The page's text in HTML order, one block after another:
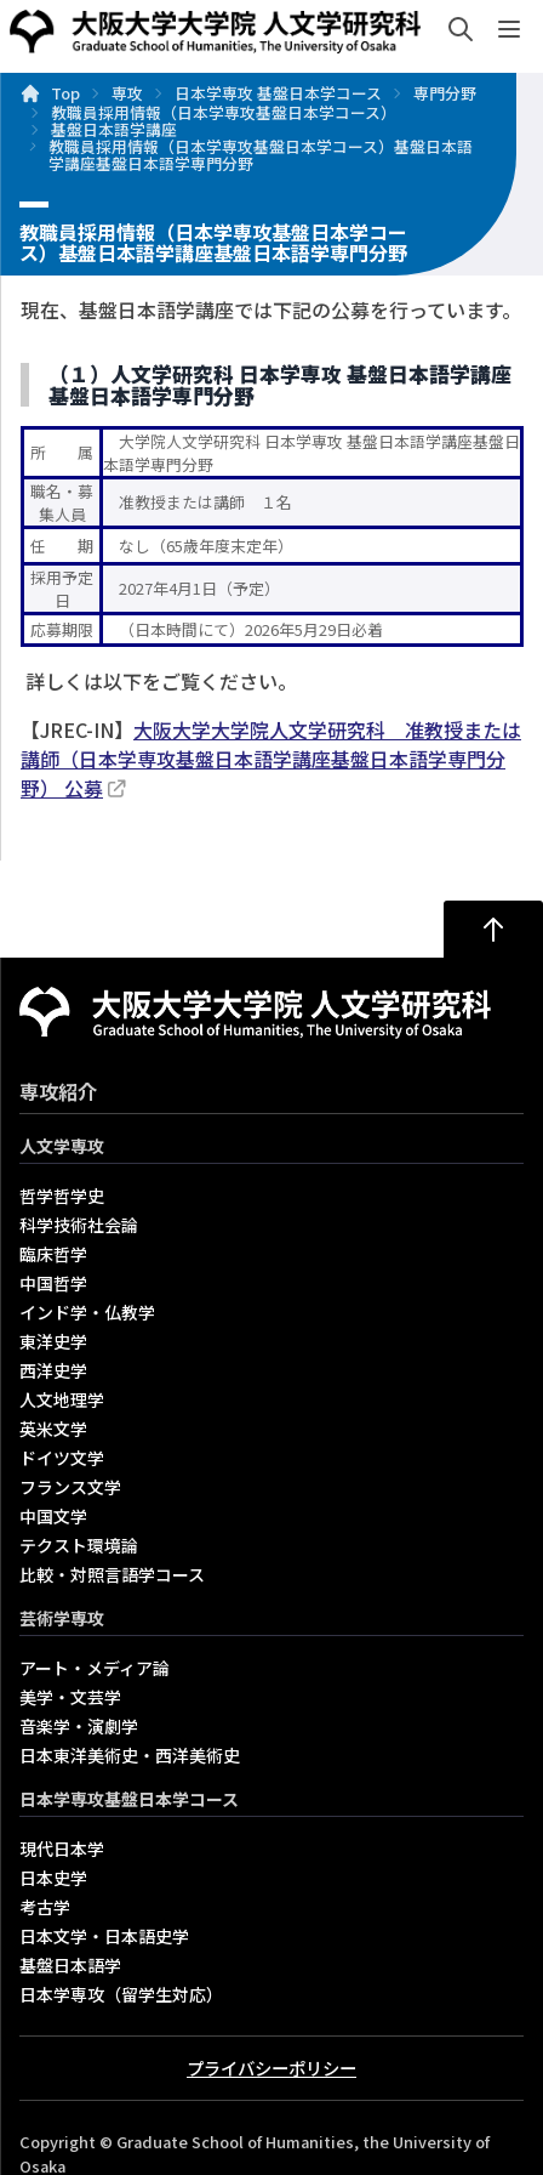
入試・入学案内 情報公開 研究・社会連携 国際交流
Top 専攻 日本学専攻 基盤日本学コース
専門分野
教職員採用情報（日本学専攻基盤日本学コース）
基盤日本語学講座
教職員採用情報（日本学専攻基盤日本学コース）基盤日本語
学講座基盤日本語学専門分野
教職員採用情報（日本学専攻基盤日本学コー
ス）基盤日本語学講座基盤日本語学専門分野
現在、基盤日本語学講座では下記の公募を行っています。
（１）人文学研究科 日本学専攻 基盤日本語学講座
基盤日本語学専門分野
所 属
大学院人文学研究科 日本学専攻 基盤日本語学講座基盤日
本語学専門分野
職名・募
集人員
准教授または講師 １名
任 期
なし（65歳年度末定年）
採用予定
日
2027年4月1日（予定）
応募期限
（日本時間にて）2026年5月29日必着
詳しくは以下をご覧ください。
【JREC-IN】 大阪大学大学院人文学研究科 准教授または
講師（日本学専攻基盤日本語学講座基盤日本語学専門分
野） 公募
専攻紹介
人文学専攻
哲学哲学史
科学技術社会論
臨床哲学
中国哲学
インド学・仏教学
東洋史学
西洋史学
人文地理学
英米文学
ドイツ文学
フランス文学
中国文学
テクスト環境論
比較・対照言語学コース
芸術学専攻
アート・メディア論
美学・文芸学
音楽学・演劇学
日本東洋美術史・西洋美術史
日本学専攻基盤日本学コース
現代日本学
日本史学
考古学
日本文学・日本語史学
基盤日本語学
日本学専攻（留学生対応）
プライバシーポリシー
Copyright © Graduate School of Humanities, the University of
Osaka